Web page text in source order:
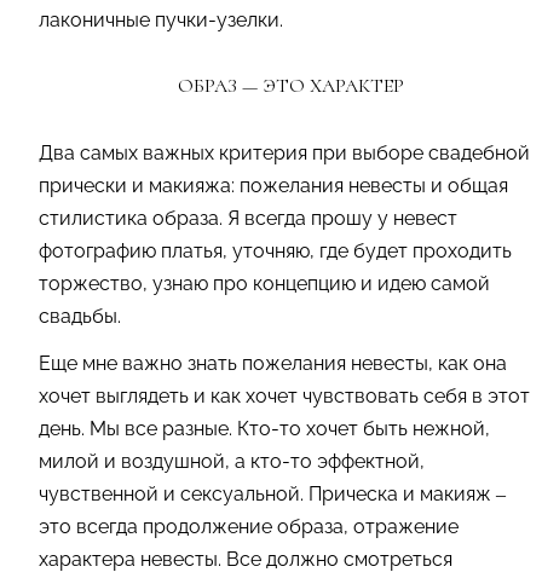
лаконичные пучки-узелки.
ОБРАЗ — ЭТО ХАРАКТЕР
Два самых важных критерия при выборе свадебной
прически и макияжа: пожелания невесты и общая
стилистика образа. Я всегда прошу у невест
фотографию платья, уточняю, где будет проходить
торжество, узнаю про концепцию и идею самой
свадьбы.
Еще мне важно знать пожелания невесты, как она
хочет выглядеть и как хочет чувствовать себя в этот
день. Мы все разные. Кто-то хочет быть нежной,
милой и воздушной, а кто-то эффектной,
чувственной и сексуальной. Прическа и макияж –
это всегда продолжение образа, отражение
характера невесты. Все должно смотреться